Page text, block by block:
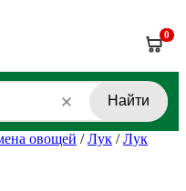
0
Найти
овощей /Лук /Лук